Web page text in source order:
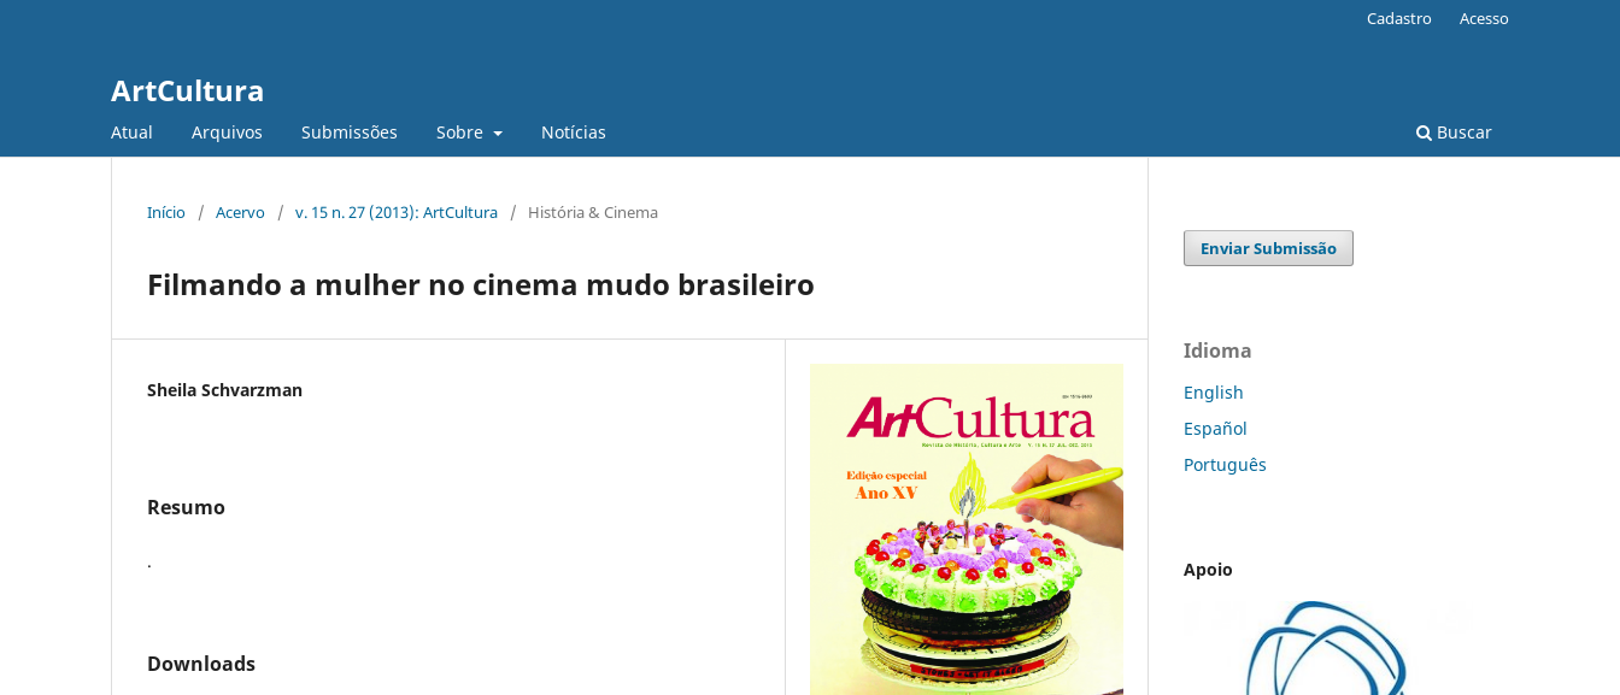
ArtCultura
Atual Arquivos Submissões Sobre Notícias Buscar
Cadastro Acesso
Início / Acervo / v. 15 n. 27 (2013): ArtCultura / História & Cinema
Filmando a mulher no cinema mudo brasileiro
Sheila Schvarzman
Resumo
.
Downloads
Enviar Submissão
Idioma
English
Español
Português
Apoio